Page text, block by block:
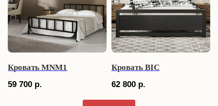
Кровать MNM1
59 700 р.
Кровать BIC
62 800 р.
Вдохновляйтесь лофт дизайном и открывайте
мир уникальной мебели, которая преобразит
ваш интерьер. Подписывайтесь прямо сейчас,
чтобы не пропустить лучшие идеи и
предложения для вашего интерьера!
Ищите промокод на скидку
5% на любой заказ. Ждем Вас!
ПОДПИСЫВАЙТЕСЬ НА
ПОДПИСЫВАЙТЕСЬ НА